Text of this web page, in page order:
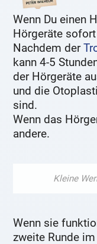
Wenn Du einen
Hörgeräte
Nachdem der
kann 4-5
der Hörgeräte
und die
sind.
Wenn das
andere.
Wenn sie
zweite Runde